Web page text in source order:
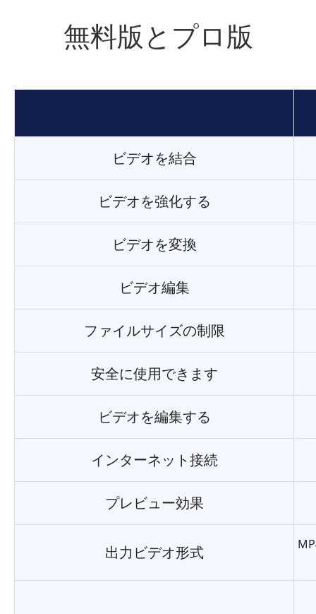
無料版とプロ版
ビデオを結合
ビデオを強化する
ビデオを変換
ビデオ編集
ファイルサイズの制限
安全に使用できます
ビデオを編集する
インターネット接続
プレビュー効果
出力ビデオ形式